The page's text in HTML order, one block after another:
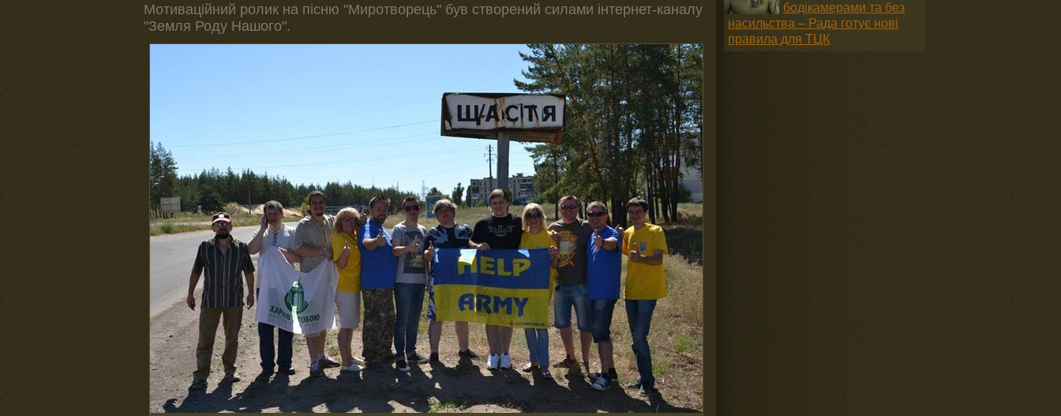
Мотиваційний ролик на пісню "Миротворець" був створений силами інтернет-каналу
"Земля Роду Нашого".
бодікамерами та без
насильства – Рада готує нові
правила для ТЦК